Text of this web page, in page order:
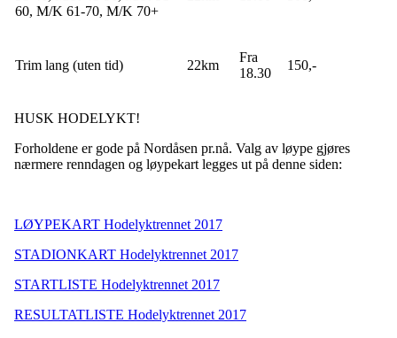
60, M/K 61-70, M/K 70+
Trim lang (uten tid) 22km
Fra
18.30
150,-
HUSK HODELYKT!
Forholdene er gode på Nordåsen pr.nå. Valg av løype gjøres
nærmere renndagen og løypekart legges ut på denne siden:
LØYPEKART Hodelyktrennet 2017
STADIONKART Hodelyktrennet 2017
STARTLISTE Hodelyktrennet 2017
RESULTATLISTE Hodelyktrennet 2017